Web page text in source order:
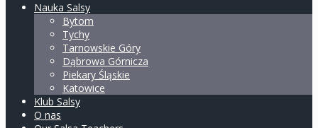
Nauka Salsy
Bytom
Tychy
Tarnowskie Góry
Dąbrowa Górnicza
Piekary Śląskie
Katowice
Klub Salsy
O nas